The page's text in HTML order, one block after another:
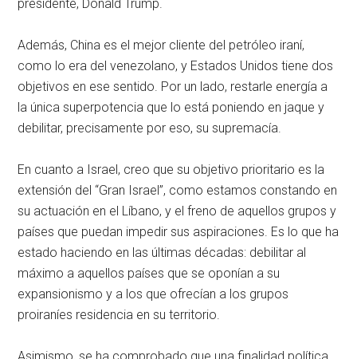
presidente, Donald Trump.
Además, China es el mejor cliente del petróleo iraní,
como lo era del venezolano, y Estados Unidos tiene dos
objetivos en ese sentido. Por un lado, restarle energía a
la única superpotencia que lo está poniendo en jaque y
debilitar, precisamente por eso, su supremacía.
En cuanto a Israel, creo que su objetivo prioritario es la
extensión del “Gran Israel”, como estamos constando en
su actuación en el Líbano, y el freno de aquellos grupos y
países que puedan impedir sus aspiraciones. Es lo que ha
estado haciendo en las últimas décadas: debilitar al
máximo a aquellos países que se oponían a su
expansionismo y a los que ofrecían a los grupos
proiraníes residencia en su territorio.
Asimismo, se ha comprobado que una finalidad política